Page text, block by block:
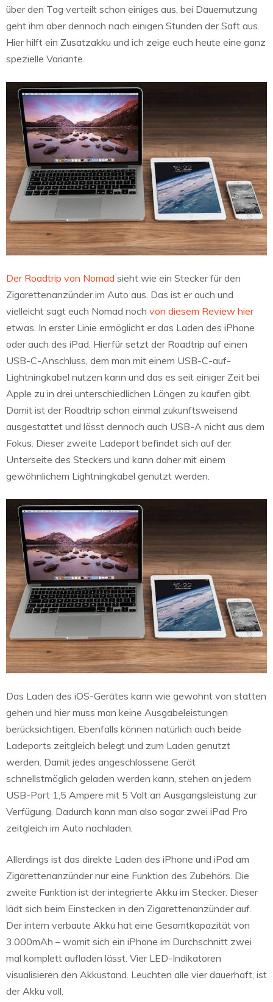
über den Tag verteilt schon einiges aus, bei Dauernutzung
geht ihm aber dennoch nach einigen Stunden der Saft aus.
Hier hilft ein Zusatzakku und ich zeige euch heute eine ganz
spezielle Variante.
Der Roadtrip von Nomad sieht wie ein Stecker für den
Zigarettenanzünder im Auto aus. Das ist er auch und
vielleicht sagt euch Nomad noch von diesem Review hier
etwas. In erster Linie ermöglicht er das Laden des iPhone
oder auch des iPad. Hierfür setzt der Roadtrip auf einen
USB-C-Anschluss, dem man mit einem USB-C-auf-
Lightningkabel nutzen kann und das es seit einiger Zeit bei
Apple zu in drei unterschiedlichen Längen zu kaufen gibt.
Damit ist der Roadtrip schon einmal zukunftsweisend
ausgestattet und lässt dennoch auch USB-A nicht aus dem
Fokus. Dieser zweite Ladeport befindet sich auf der
Unterseite des Steckers und kann daher mit einem
gewöhnlichem Lightningkabel genutzt werden.
Das Laden des iOS-Gerätes kann wie gewohnt von statten
gehen und hier muss man keine Ausgabeleistungen
berücksichtigen. Ebenfalls können natürlich auch beide
Ladeports zeitgleich belegt und zum Laden genutzt
werden. Damit jedes angeschlossene Gerät
schnellstmöglich geladen werden kann, stehen an jedem
USB-Port 1,5 Ampere mit 5 Volt an Ausgangsleistung zur
Verfügung. Dadurch kann man also sogar zwei iPad Pro
zeitgleich im Auto nachladen.
Allerdings ist das direkte Laden des iPhone und iPad am
Zigarettenanzünder nur eine Funktion des Zubehörs. Die
zweite Funktion ist der integrierte Akku im Stecker. Dieser
lädt sich beim Einstecken in den Zigarettenanzünder auf.
Der intern verbaute Akku hat eine Gesamtkapazität von
3.000mAh – womit sich ein iPhone im Durchschnitt zwei
mal komplett aufladen lässt. Vier LED-Indikatoren
visualisieren den Akkustand. Leuchten alle vier dauerhaft, ist
der Akku voll.